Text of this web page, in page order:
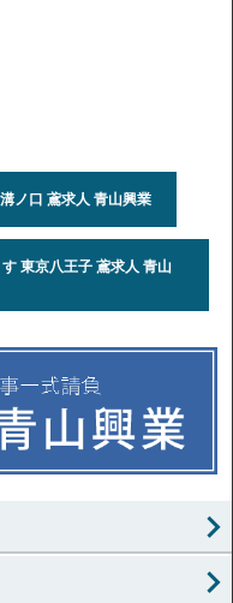
ノ口 鳶求人 青山興業
東京八王子 鳶求人 青山